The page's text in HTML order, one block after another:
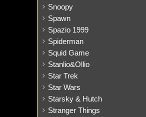
Snoopy
Spawn
Spazio 1999
Spiderman
Squid Game
Stanlio&Ollio
Star Trek
Star Wars
Starsky & Hutch
Stranger Things